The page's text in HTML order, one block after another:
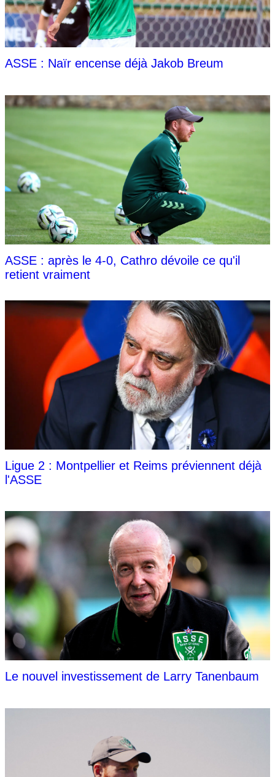
ASSE : Naïr encense déjà Jakob Breum
ASSE : après le 4-0, Cathro dévoile ce qu'il
retient vraiment
Ligue 2 : Montpellier et Reims préviennent déjà
l'ASSE
Le nouvel investissement de Larry Tanenbaum